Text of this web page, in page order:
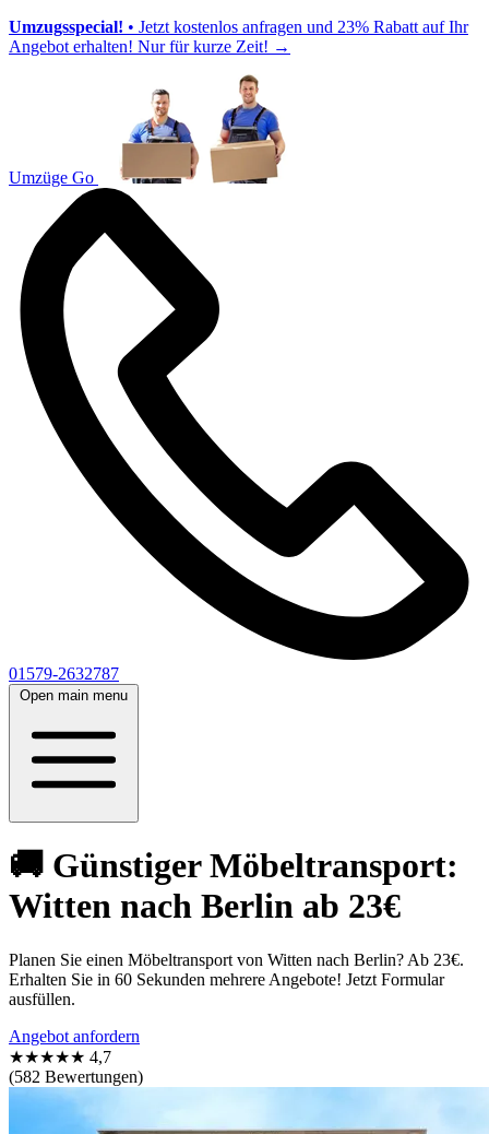
Umzugsspecial! • Jetzt kostenlos anfragen und 23% Rabatt auf Ihr
Angebot erhalten! Nur für kurze Zeit! →
Umzüge Go
01579-2632787
Open main menu
🚚 Günstiger Möbeltransport:
Witten nach Berlin ab 23€
Planen Sie einen Möbeltransport von Witten nach Berlin? Ab 23€.
Erhalten Sie in 60 Sekunden mehrere Angebote! Jetzt Formular
ausfüllen.
Angebot anfordern
★★★★★ 4,7
(582 Bewertungen)